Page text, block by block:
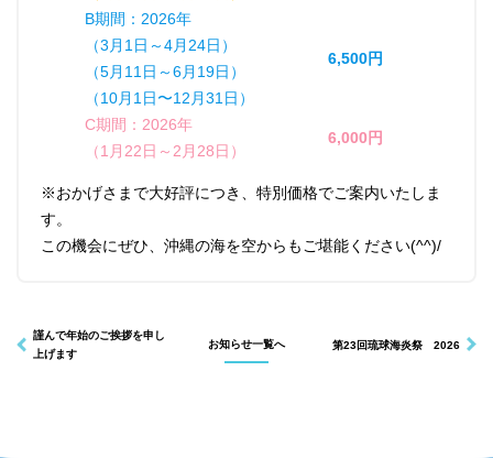
チャーター
インフォメーション ショップ
B期間：2026年
（3月1日～4月24日）
（5月11日～6月19日）
（10月1日〜12月31日）
6,500円
C期間：2026年
（1月22日～2月28日）
6,000円
※おかげさまで大好評につき、特別価格でご案内いたしま
す。
この機会にぜひ、沖縄の海を空からもご堪能ください(^^)/
第23回琉球海炎祭 2026
お知らせ一覧へ
謹んで年始のご挨拶を申し
上げます